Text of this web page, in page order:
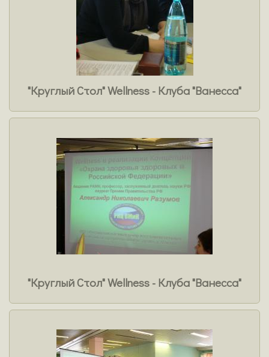
"Круглый Стол" Wellness - Клуба "Ванесса"
"Круглый Стол" Wellness - Клуба "Ванесса"